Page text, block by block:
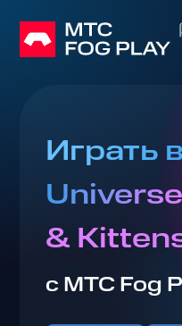
Играть
&
с МТС Fog